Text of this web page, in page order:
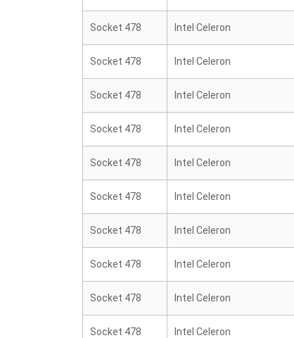
Socket 478 Intel Celeron
Socket 478 Intel Celeron
Socket 478 Intel Celeron
Socket 478 Intel Celeron
Socket 478 Intel Celeron
Socket 478 Intel Celeron
Socket 478 Intel Celeron
Socket 478 Intel Celeron
Socket 478 Intel Celeron
Socket 478 Intel Celeron